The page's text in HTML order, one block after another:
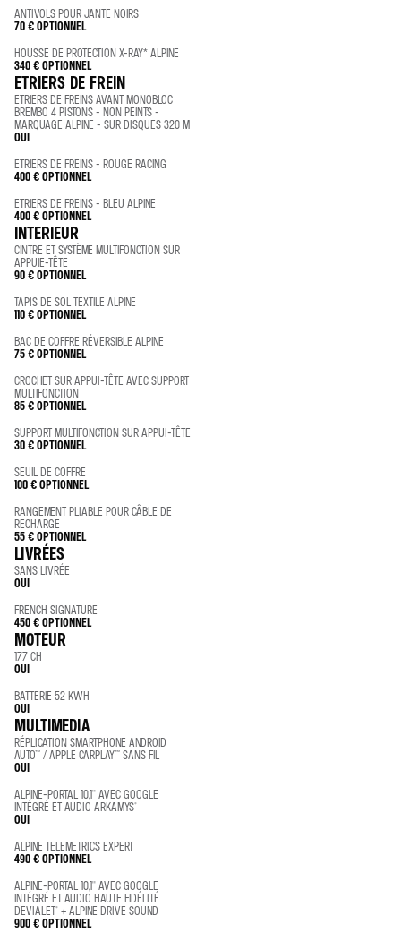
ANTIVOLS POUR JANTE NOIRS
70 €OPTIONNEL
HOUSSE DE PROTECTION X-RAY* ALPINE
340 €OPTIONNEL
ETRIERS DE FREIN
ETRIERS DE FREINS AVANT MONOBLOC
BREMBO 4 PISTONS - NON PEINTS -
MARQUAGE ALPINE - SUR DISQUES 320 M
OUI
ETRIERS DE FREINS - ROUGE RACING
400 €OPTIONNEL
ETRIERS DE FREINS - BLEU ALPINE
400 €OPTIONNEL
INTERIEUR
CINTRE ET SYSTÈME MULTIFONCTION SUR
APPUIE-TÊTE
90 €OPTIONNEL
TAPIS DE SOL TEXTILE ALPINE
110 €OPTIONNEL
BAC DE COFFRE RÉVERSIBLE ALPINE
75 €OPTIONNEL
CROCHET SUR APPUI-TÊTE AVEC SUPPORT
MULTIFONCTION
85 €OPTIONNEL
SUPPORT MULTIFONCTION SUR APPUI-TÊTE
30 €OPTIONNEL
SEUIL DE COFFRE
100 €OPTIONNEL
RANGEMENT PLIABLE POUR CÂBLE DE
RECHARGE
55 €OPTIONNEL
LIVRÉES
SANS LIVRÉE
OUI
FRENCH SIGNATURE
450 €OPTIONNEL
MOTEUR
177 CH
OUI
BATTERIE 52 KWH
OUI
MULTIMEDIA
RÉPLICATION SMARTPHONE ANDROID
AUTO™ / APPLE CARPLAY™ SANS FIL
OUI
ALPINE-PORTAL 10,1'' AVEC GOOGLE
INTÉGRÉ ET AUDIO ARKAMYS®
OUI
ALPINE TELEMETRICS EXPERT
490 €OPTIONNEL
ALPINE-PORTAL 10,1'' AVEC GOOGLE
INTÉGRÉ ET AUDIO HAUTE FIDÉLITÉ
DEVIALET® + ALPINE DRIVE SOUND
900 €OPTIONNEL